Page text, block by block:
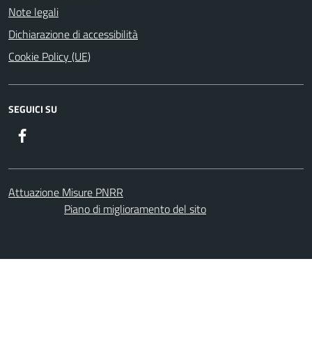
Note legali
Dichiarazione di accessibilità
Cookie Policy (UE)
SEGUICI SU
Attuazione Misure PNRR
Piano di miglioramento del sito